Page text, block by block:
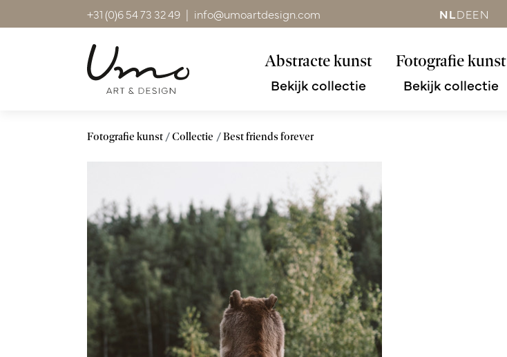
+31 (0)6 54 73 32 49 | info@umoartdesign.com NLDEEN
Abstracte kunst
Bekijk collectie
Fotografie kunst
Bekijk collectie
Fotografie kunst Collectie Best friends forever